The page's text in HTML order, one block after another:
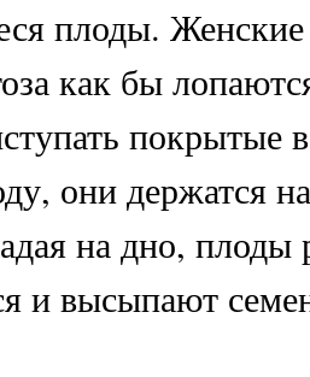
плоды. Женские
как бы
покрытые
они держатся
на дно, плоды
и высыпают